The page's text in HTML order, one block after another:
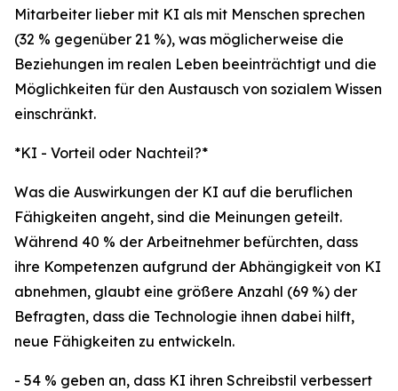
Mitarbeiter lieber mit KI als mit Menschen sprechen
(32 % gegenüber 21 %), was möglicherweise die
Beziehungen im realen Leben beeinträchtigt und die
Möglichkeiten für den Austausch von sozialem Wissen
einschränkt.
*KI - Vorteil oder Nachteil?*
Was die Auswirkungen der KI auf die beruflichen
Fähigkeiten angeht, sind die Meinungen geteilt.
Während 40 % der Arbeitnehmer befürchten, dass
ihre Kompetenzen aufgrund der Abhängigkeit von KI
abnehmen, glaubt eine größere Anzahl (69 %) der
Befragten, dass die Technologie ihnen dabei hilft,
neue Fähigkeiten zu entwickeln.
- 54 % geben an, dass KI ihren Schreibstil verbessert